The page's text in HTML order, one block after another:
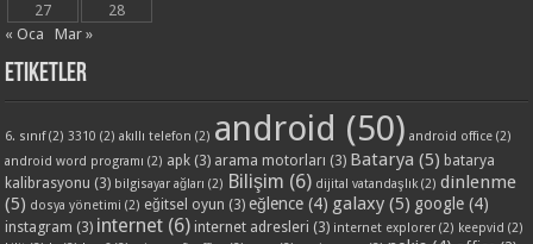
27
28
« Oca
Mar »
Etiketler
6. sınıf(2) 3310 (2) akıllı telefon (2) android (50) android office (2)
android word programı (2) apk (3) arama motorları (3) Batarya (5) batarya
kalibrasyonu (3) bilgisayar ağları (2) Bilişim (6) dijital vatandaşlık (2) dinlenme
(5) dosya yönetimi (2) eğitsel oyun (3) eğlence (4) galaxy (5) google (4)
instagram (3) internet (6) internet adresleri (3) internet explorer (2) keepvid (2)